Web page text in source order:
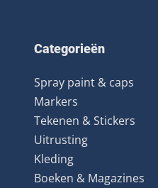
Categorieën
Spray paint & caps
Markers
Tekenen & Stickers
Uitrusting
Kleding
Boeken & Magazines